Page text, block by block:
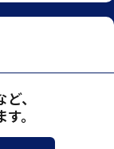
、
。